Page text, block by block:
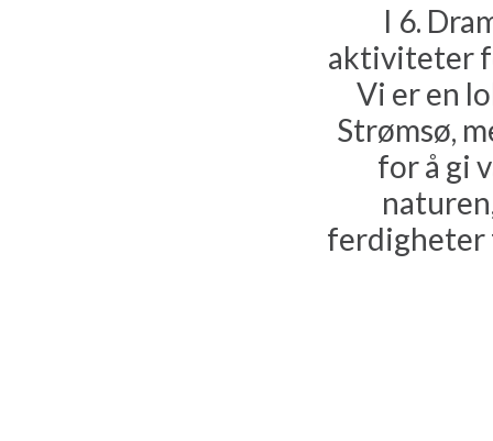
I 6.
aktiviteter
Vi er en
Strømsø,
for å gi
ferdigheter